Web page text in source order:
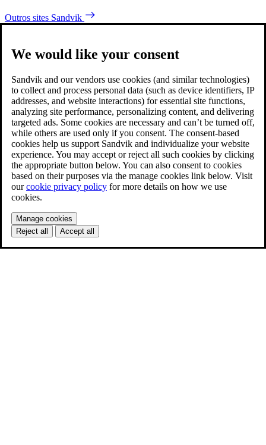
Outros sites Sandvik
We would like your consent
Sandvik and our vendors use cookies (and similar technologies)
to collect and process personal data (such as device identifiers, IP
addresses, and website interactions) for essential site functions,
analyzing site performance, personalizing content, and delivering
targeted ads. Some cookies are necessary and can’t be turned off,
while others are used only if you consent. The consent-based
cookies help us support Sandvik and individualize your website
experience. You may accept or reject all such cookies by clicking
the appropriate button below. You can also consent to cookies
based on their purposes via the manage cookies link below. Visit
ourcookie privacy policy for more details on how we use
cookies.
Manage cookies
Reject all
Accept all